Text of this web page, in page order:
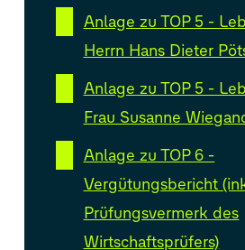
Anlage zu TOP 5 -
Herrn Hans Dieter
Anlage zu TOP 5 -
Frau Susanne
Anlage zu TOP 6 -
Vergütungsbericht
Prüfungsvermerk des
Wirtschaftsprüfers)